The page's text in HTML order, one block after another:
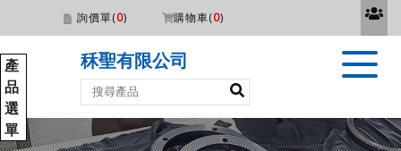
詢價單(0) 購物車(0)
秝聖有限公司
產
品
選
單